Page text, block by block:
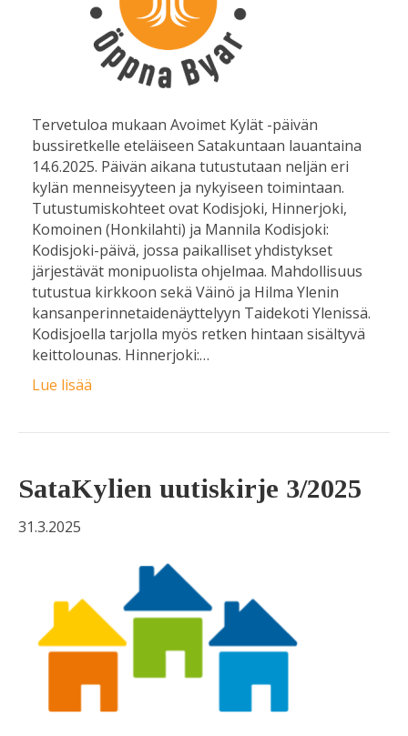
Tervetuloa mukaan Avoimet Kylät -päivän
bussiretkelle eteläiseen Satakuntaan lauantaina
14.6.2025. Päivän aikana tutustutaan neljän eri
kylän menneisyyteen ja nykyiseen toimintaan.
Tutustumiskohteet ovat Kodisjoki, Hinnerjoki,
Komoinen (Honkilahti) ja Mannila Kodisjoki:
Kodisjoki-päivä, jossa paikalliset yhdistykset
järjestävät monipuolista ohjelmaa. Mahdollisuus
tutustua kirkkoon sekä Väinö ja Hilma Ylenin
kansanperinnetaidenäyttelyyn Taidekoti Ylenissä.
Kodisjoella tarjolla myös retken hintaan sisältyvä
keittolounas. Hinnerjoki:…
Lue lisää
SataKylien uutiskirje 3/2025
31.3.2025